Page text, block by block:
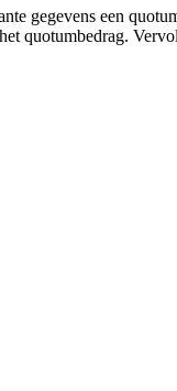
gegevens een
quotumbedrag.